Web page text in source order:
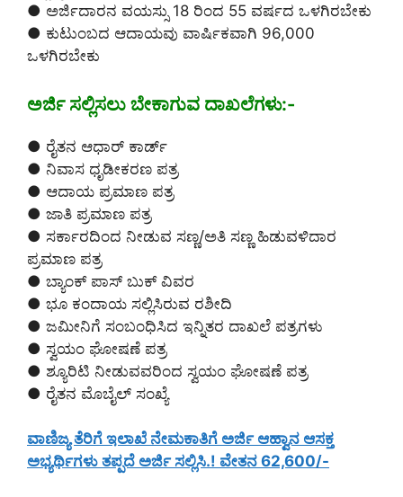
● ಅರ್ಜಿದಾರನ ವಯಸ್ಸು 18 ರಿಂದ 55 ವರ್ಷದ ಒಳಗಿರಬೇಕು
● ಕುಟುಂಬದ ಆದಾಯವು ವಾರ್ಷಿಕವಾಗಿ 96,000
ಒಳಗಿರಬೇಕು
ಅರ್ಜಿ ಸಲ್ಲಿಸಲು ಬೇಕಾಗುವ ದಾಖಲೆಗಳು:-
● ರೈತನ ಆಧಾರ್ ಕಾರ್ಡ್
● ನಿವಾಸ ಧೃಡೀಕರಣ ಪತ್ರ
● ಆದಾಯ ಪ್ರಮಾಣ ಪತ್ರ
● ಜಾತಿ ಪ್ರಮಾಣ ಪತ್ರ
● ಸರ್ಕಾರದಿಂದ ನೀಡುವ ಸಣ್ಣ/ಅತಿ ಸಣ್ಣ ಹಿಡುವಳಿದಾರ
ಪ್ರಮಾಣ ಪತ್ರ
● ಬ್ಯಾಂಕ್ ಪಾಸ್ ಬುಕ್ ವಿವರ
● ಭೂ ಕಂದಾಯ ಸಲ್ಲಿಸಿರುವ ರಶೀದಿ
● ಜಮೀನಿಗೆ ಸಂಬಂಧಿಸಿದ ಇನ್ನಿತರ ದಾಖಲೆ ಪತ್ರಗಳು
● ಸ್ವಯಂ ಘೋಷಣೆ ಪತ್ರ
● ಶ್ಯೂರಿಟಿ ನೀಡುವವರಿಂದ ಸ್ವಯಂ ಘೋಷಣೆ ಪತ್ರ
● ರೈತನ ಮೊಬೈಲ್ ಸಂಖ್ಯೆ
ವಾಣಿಜ್ಯ ತೆರಿಗೆ ಇಲಾಖೆ ನೇಮಕಾತಿಗೆ ಅರ್ಜಿ ಆಹ್ವಾನ ಆಸಕ್ತ
ಅಭ್ಯರ್ಥಿಗಳು ತಪ್ಪದೆ ಅರ್ಜಿ ಸಲ್ಲಿಸಿ.! ವೇತನ 62,600/-